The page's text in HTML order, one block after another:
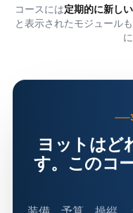
コースには定期的に新し
と表示されたモジュール
ヨットはど
す。このコ